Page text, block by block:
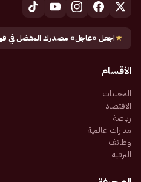
★اجعل «عاجل» مصدرك المفضل في
الأقسام
المحليات
الاقتصاد
رياضة
مدارات عالمية
وظائف
الترفيه